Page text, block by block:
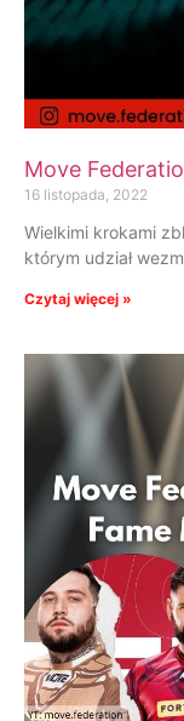
Move
16 listopada, 2022
Wielkimi krokami
którym udział
Czytaj więcej »